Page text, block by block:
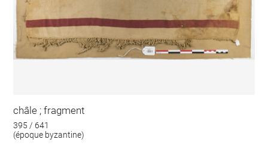
châle ; fragment
395 / 641
(époque byzantine)